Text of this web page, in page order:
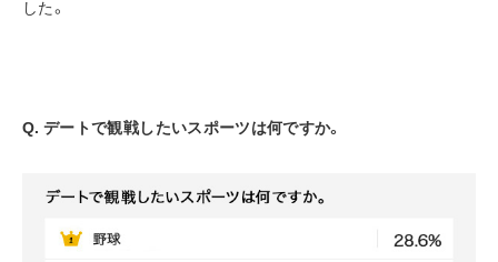
した。
Q. デートで観戦したいスポーツは何ですか。